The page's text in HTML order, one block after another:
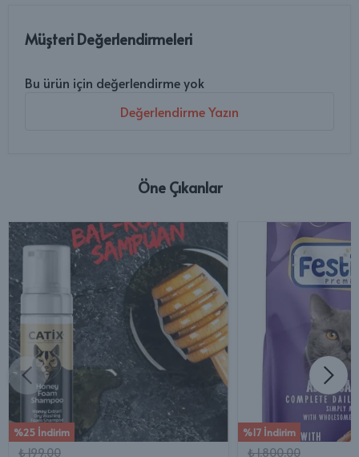
Müşteri Değerlendirmeleri
Bu ürün için değerlendirme yok
Değerlendirme Yazın
Öne Çıkanlar
%25 İndirim
₺ 199.00
%17 İndirim
₺ 1,800.00